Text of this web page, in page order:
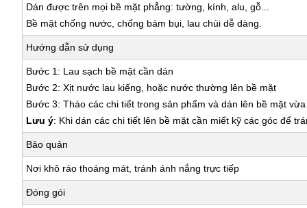
Dán được trên mọi bề mặt phẳng: tường, kính, alu, gỗ...
Bề mặt chống nước, chống bám bụi, lau chùi dễ dàng.
Hướng dẫn sử dụng
Bước 1: Lau sạch bề mặt cần dán
Bước 2: Xịt nước lau kiếng, hoặc nước thường lên bề mặt
Bước 3: Tháo các chi tiết trong sản phẩm và dán lên bề mặt
Lưu ý: Khi dán các chi tiết lên bề mặt cần miết kỹ các góc để
Bảo quản
Nơi khô ráo thoáng mát, tránh ánh nắng trực tiếp
Đóng gói